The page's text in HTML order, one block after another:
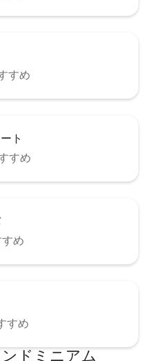
すめ
ト
すめ
め
すめ
ドミニアム